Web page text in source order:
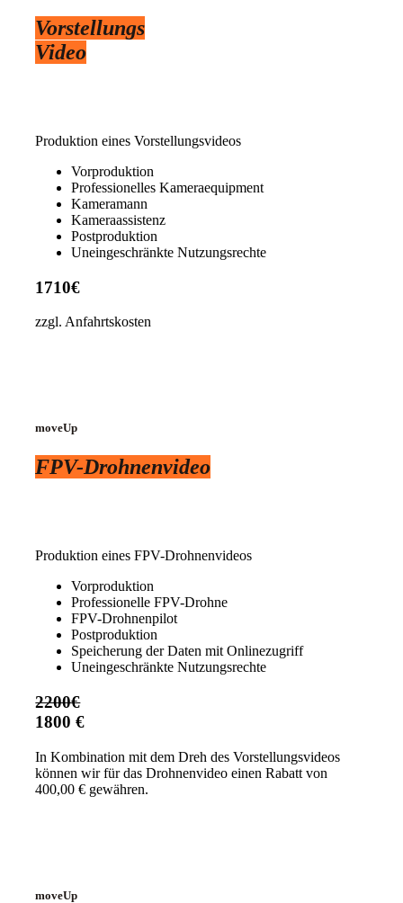
Vorstellungs
Video
Produktion eines Vorstellungsvideos
Vorproduktion
Professionelles Kameraequipment
Kameramann
Kameraassistenz
Postproduktion
Uneingeschränkte Nutzungsrechte
1710€
zzgl. Anfahrtskosten
moveUp
FPV-Drohnenvideo
Produktion eines FPV-Drohnenvideos
Vorproduktion
Professionelle FPV-Drohne
FPV-Drohnenpilot
Postproduktion
Speicherung der Daten mit Onlinezugriff
Uneingeschränkte Nutzungsrechte
2200€
1800 €
In Kombination mit dem Dreh des Vorstellungsvideos
können wir für das Drohnenvideo einen Rabatt von
400,00 € gewähren.
moveUp